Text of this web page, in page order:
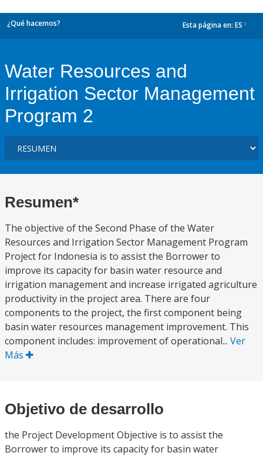
¿Qué hacemos? Esta página en: ES
Water Resources and
Irrigation Sector Management
Program 2
Resumen*
The objective of the Second Phase of the Water
Resources and Irrigation Sector Management Program
Project for Indonesia is to assist the Borrower to
improve its capacity for basin water resource and
irrigation management and increase irrigated agriculture
productivity in the project area. There are four
components to the project, the first component being
basin water resources management improvement. This
component includes: improvement of operational... Ver
Más
Objetivo de desarrollo
the Project Development Objective is to assist the
Borrower to improve its capacity for basin water